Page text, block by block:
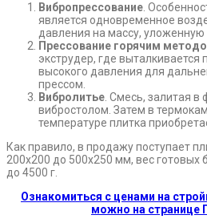
Вибропрессование .
является одновременное
давления на массу,
Прессование горячим
экструдер, где выталкивается
высокого давления для
прессом.
Вибролитье . Смесь, залитая
вибростолом. Затем в
температуре плитка
Как правило, в продажу поступает
200х200 до 500х250 мм, вес готовых
до 4500 г.
Ознакомиться с ценами на
можно на странице